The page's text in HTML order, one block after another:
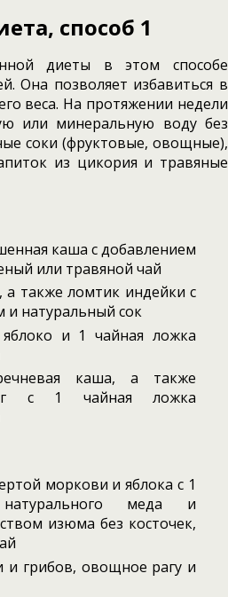
способ 1
диеты в этом способе
Она позволяет избавиться в
веса. На протяжении недели
или минеральную воду без
соки (фруктовые, овощные),
из цикория и травяные
каша с добавлением
или травяной чай
также ломтик индейки с
натуральный сок
и 1 чайная ложка
каша, а также
с 1 чайная ложка
моркови и яблока с 1
меда и
изюма без косточек,
и грибов, овощное рагу и